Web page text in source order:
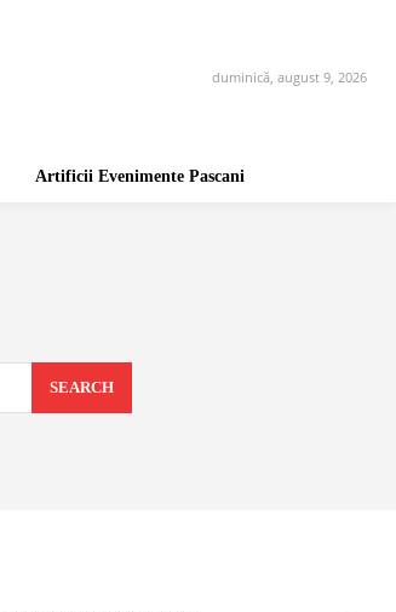
duminică, august 9, 2026
Artificii Evenimente Pascani
SEARCH